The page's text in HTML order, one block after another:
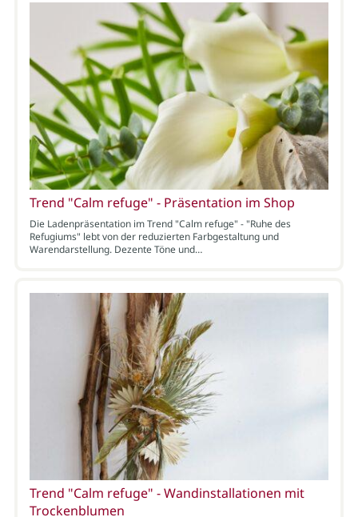
Trend "Calm refuge" - Präsentation im Shop
Die Ladenpräsentation im Trend "Calm refuge" - "Ruhe des
Refugiums" lebt von der reduzierten Farbgestaltung und
Warendarstellung. Dezente Töne und…
Trend "Calm refuge" - Wandinstallationen mit
Trockenblumen